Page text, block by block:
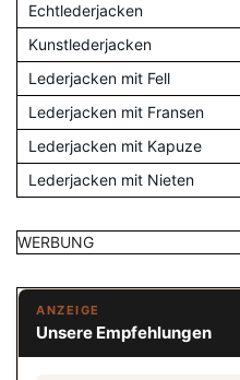
Echtlederjacken
Kunstlederjacken
Lederjacken mit Fell
Lederjacken mit Fransen
Lederjacken mit Kapuze
Lederjacken mit Nieten
WERBUNG
ANZEIGE
Unsere Empfehlungen